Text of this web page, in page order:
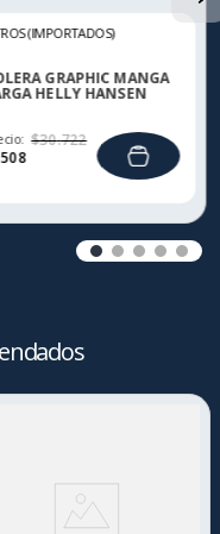
(IMPORTADOS)
GRAPHIC MANGA
HELLY HANSEN
$30.722